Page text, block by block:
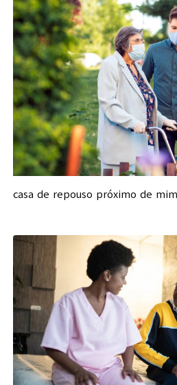
casa de repouso próximo de mim